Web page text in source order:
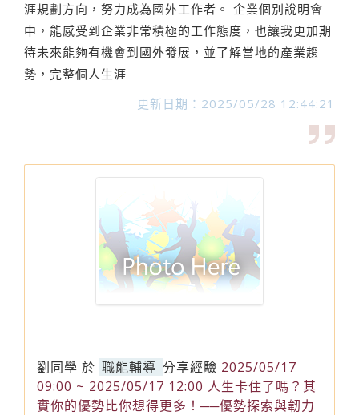
涯規劃方向，努力成為國外工作者。 企業個別說明會
中，能感受到企業非常積極的工作態度，也讓我更加期
待未來能夠有機會到國外發展，並了解當地的產業趨
勢，完整個人生涯
更新日期：2025/05/28 12:44:21
劉同學 於 職能輔導 分享經驗 2025/05/17
09:00 ~ 2025/05/17 12:00 人生卡住了嗎？其
實你的優勢比你想得更多！──優勢探索與韌力